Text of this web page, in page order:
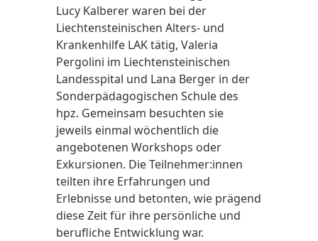
Lucy Kalberer waren bei der
Liechtensteinischen Alters- und
Krankenhilfe LAK tätig, Valeria
Pergolini im Liechtensteinischen
Landesspital und Lana Berger in der
Sonderpädagogischen Schule des
hpz. Gemeinsam besuchten sie
jeweils einmal wöchentlich die
angebotenen Workshops oder
Exkursionen. Die Teilnehmer:innen
teilten ihre Erfahrungen und
Erlebnisse und betonten, wie prägend
diese Zeit für ihre persönliche und
berufliche Entwicklung war.